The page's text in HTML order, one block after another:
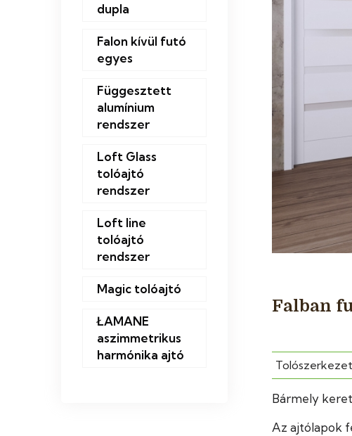
dupla
Falon kívül futó
egyes
Függesztett
alumínium
rendszer
Loft Glass
tolóajtó
rendszer
Loft line
tolóajtó
rendszer
Magic tolóajtó
ŁAMANE
aszimmetrikus
harmónika ajtó
Falban
Tolószerkezet
Bármely
Az ajtólapok